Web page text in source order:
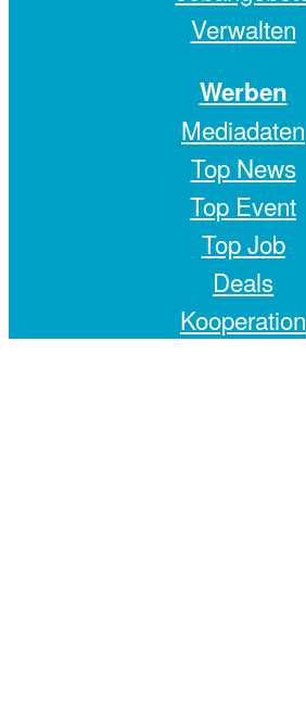
Verwalten
Werben
Mediadaten
Top News
Top Event
Top Job
Deals
Kooperation